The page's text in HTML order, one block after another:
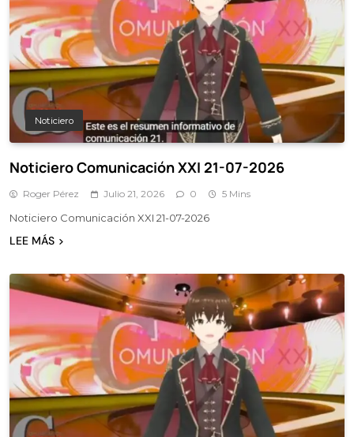
Noticiero
Noticiero Comunicación XXI 21-07-2026
Roger Pérez Julio 21, 2026 0 5 Mins
Noticiero Comunicación XXI 21-07-2026
LEE MÁS